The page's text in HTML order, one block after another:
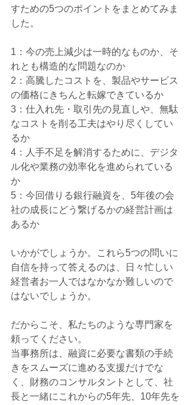
すための5つのポイントをまとめてみま
した。
1：今の売上減少は一時的なものか、そ
れとも構造的な問題なのか
2：高騰したコストを、製品やサービス
の価格にきちんと転嫁できているか
3：仕入れ先・取引先の見直しや、無駄
なコストを削る工夫はやり尽くしてい
るか
4：人手不足を解消するために、デジタ
ル化や業務の効率化を進められている
か
5：今回借りる銀行融資を、5年後の会
社の成長にどう繋げるかの経営計画は
あるか
いかがでしょうか。これら5つの問いに
自信を持って答えるのは、日々忙しい
経営者お一人ではなかなか難しいので
はないでしょうか。
だからこそ、私たちのような専門家を
頼ってください。
当事務所は、融資に必要な書類の手続
きをスムーズに進める支援だけでな
く、財務のコンサルタントとして、社
長と一緒にこれからの5年先、10年先を